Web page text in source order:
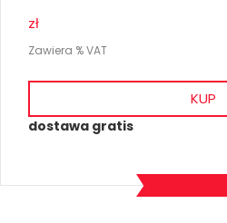
zł
Zawiera % VAT
KUP
dostawa gratis